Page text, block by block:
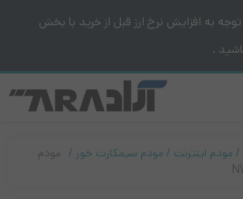
توجه به افزایش نرخ ارز قبل از خرید با بخش
.
مودم اینترنت مودم سیمکارت خور
مودم